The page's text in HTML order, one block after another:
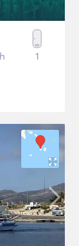
1